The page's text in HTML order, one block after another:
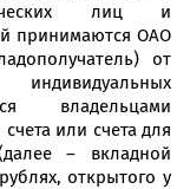
лиц и
принимаются ОАО
от
владельцами
или счета для
– вкладной
открытого у